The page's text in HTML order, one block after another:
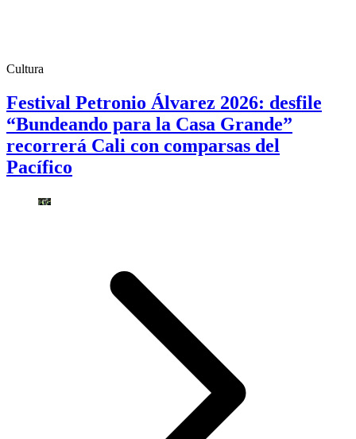
Cultura
Festival Petronio Álvarez 2026: desfile
“Bundeando para la Casa Grande”
recorrerá Cali con comparsas del
Pacífico